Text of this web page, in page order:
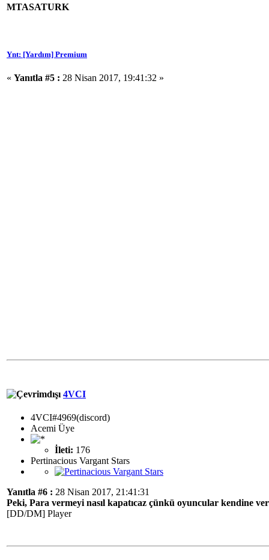
MTASATURK
Ynt: [Yardım] Premium
« Yanıtla #5 : 28 Nisan 2017, 19:41:32 »
4VCI
4VCI#4969(discord)
Acemi Üye
İleti: 176
Pertinacious Vargant Stars
Yanıtla #6 : 28 Nisan 2017, 21:41:31
Peki, Para vermeyi nasıl kapatıcaz çünkü oyuncular kendine
[DD/DM] Player